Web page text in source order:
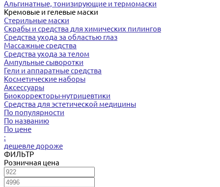
Альгинатные, тонизирующие и термомаски
Кремовые и гелевые маски
Стерильные маски
Скрабы и средства для химических пилингов
Средства ухода за областью глаз
Массажные средства
Средства ухода за телом
Ампульные сыворотки
Гели и аппаратные средства
Косметические наборы
Аксессуары
Биокорректоры-нутрицевтики
Средства для эстетической медицины
По популярности
По названию
По цене
:
дешевле дороже
ФИЛЬТР
Розничная цена